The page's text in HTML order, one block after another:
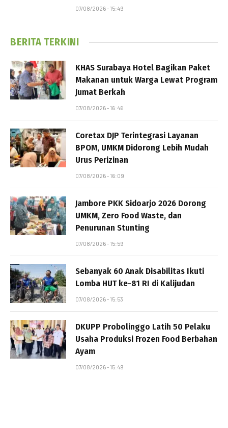
07/08/2026 - 15:49
BERITA TERKINI
KHAS Surabaya Hotel Bagikan Paket
Makanan untuk Warga Lewat Program
Jumat Berkah
07/08/2026 - 16:46
Coretax DJP Terintegrasi Layanan
BPOM, UMKM Didorong Lebih Mudah
Urus Perizinan
07/08/2026 - 16:09
Jambore PKK Sidoarjo 2026 Dorong
UMKM, Zero Food Waste, dan
Penurunan Stunting
07/08/2026 - 15:59
Sebanyak 60 Anak Disabilitas Ikuti
Lomba HUT ke-81 RI di Kalijudan
07/08/2026 - 15:53
DKUPP Probolinggo Latih 50 Pelaku
Usaha Produksi Frozen Food Berbahan
Ayam
07/08/2026 - 15:49